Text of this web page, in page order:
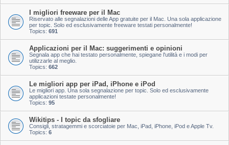
I migliori freeware per il Mac
Riservato alle segnalazioni delle App gratuite per il Mac. Una sola applicazione
per topic. Solo ed esclusivamente freeware testati personalmente!
Topics: 691
Applicazioni per il Mac: suggerimenti e opinioni
Segnala app che hai testato personalmente, spiegane l'utilità e i modi per
utilizzarle al meglio.
Topics: 662
Le migliori app per iPad, iPhone e iPod
Le migliori app. Una sola segnalazione per topic. Solo ed esclusivamente
applicazioni testate personalmente!
Topics: 95
Wikitips - I topic da sfogliare
Consigli, stratagemmi e scorciatoie per Mac, iPad, iPhone, iPod e Apple Tv.
Topics: 6